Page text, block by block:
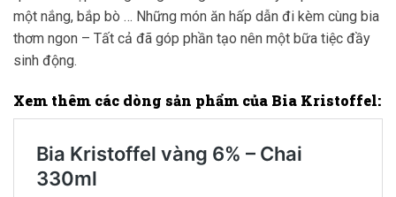
một nắng, bắp bò … Những món ăn hấp dẫn đi kèm cùng bia
thơm ngon – Tất cả đã góp phần tạo nên một bữa tiệc đầy
sinh động.
Xem thêm các dòng sản phẩm của Bia Kristoffel: